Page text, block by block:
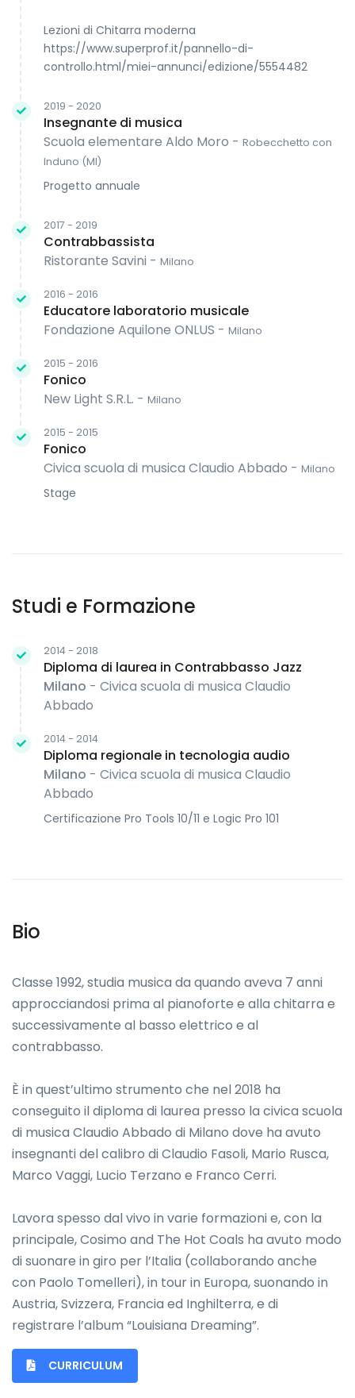
Lezioni di Chitarra moderna
https://www.superprof.it/pannello-di-
controllo.html/miei-annunci/edizione/5554482
2019 - 2020
Insegnante di musica
Scuola elementare Aldo Moro - Robecchetto con
Induno (MI)
Progetto annuale
2017 - 2019
Contrabbassista
Ristorante Savini - Milano
2016 - 2016
Educatore laboratorio musicale
Fondazione Aquilone ONLUS - Milano
2015 - 2016
Fonico
New Light S.R.L. - Milano
2015 - 2015
Fonico
Civica scuola di musica Claudio Abbado - Milano
Stage
Studi e Formazione
2014 - 2018
Diploma di laurea in Contrabbasso Jazz
Milano - Civica scuola di musica Claudio
Abbado
2014 - 2014
Diploma regionale in tecnologia audio
Milano - Civica scuola di musica Claudio
Abbado
Certificazione Pro Tools 10/11 e Logic Pro 101
Bio
Classe 1992, studia musica da quando aveva 7 anni
approcciandosi prima al pianoforte e alla chitarra e
successivamente al basso elettrico e al
contrabbasso.
È in quest’ultimo strumento che nel 2018 ha
conseguito il diploma di laurea presso la civica scuola
di musica Claudio Abbado di Milano dove ha avuto
insegnanti del calibro di Claudio Fasoli, Mario Rusca,
Marco Vaggi, Lucio Terzano e Franco Cerri.
Lavora spesso dal vivo in varie formazioni e, con la
principale, Cosimo and The Hot Coals ha avuto modo
di suonare in giro per l’Italia (collaborando anche
con Paolo Tomelleri), in tour in Europa, suonando in
Austria, Svizzera, Francia ed Inghilterra, e di
registrare l’album “Louisiana Dreaming”.
CURRICULUM